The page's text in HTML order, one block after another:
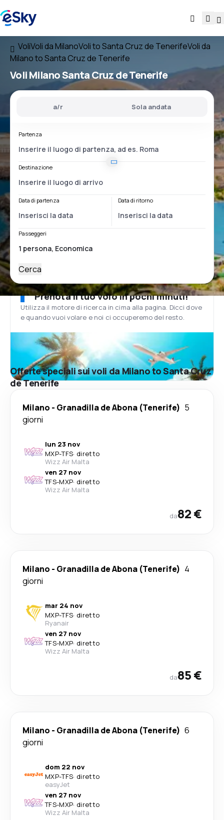
VoliVoli da MilanoVoli to Santa Cruz de TenerifeVoli da
Milano to Santa Cruz de Tenerife
VoliMilano Santa Cruz de Tenerife
a/r Sola andata
Partenza
Destinazione
Data di partenza Data di ritorno
Passeggeri
Cerca
Prenota il tuo volo in pochi minuti!
Utilizza il motore di ricerca in cima alla pagina. Dicci dove
e quando vuoi volare e noi ci occuperemo del resto.
Offerte speciali sui voli da Milano to Santa Cruz
de Tenerife
Milano - Granadilla de Abona (Tenerife) 5
giorni
lun 23 nov
MXP-TFS· diretto
Wizz Air Malta
ven 27 nov
TFS-MXP· diretto
Wizz Air Malta
da82 €
Milano - Granadilla de Abona (Tenerife) 4
giorni
mar 24 nov
MXP-TFS· diretto
Ryanair
ven 27 nov
TFS-MXP· diretto
Wizz Air Malta
da85 €
Milano - Granadilla de Abona (Tenerife) 6
giorni
dom 22 nov
MXP-TFS· diretto
easyJet
ven 27 nov
TFS-MXP· diretto
Wizz Air Malta